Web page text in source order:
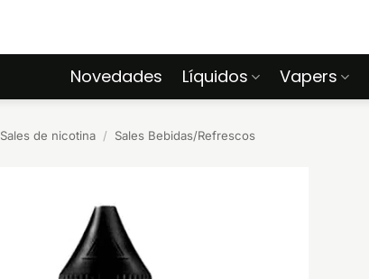
Novedades Líquidos Vapers
Sales de nicotina / Sales Bebidas/Refrescos